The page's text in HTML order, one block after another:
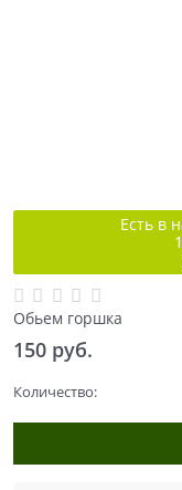
Есть в
Обьем горшка
150 руб.
Количество: